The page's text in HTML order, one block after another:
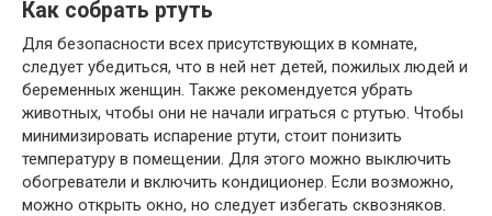
Как собрать ртуть
Для безопасности всех присутствующих в комнате,
следует убедиться, что в ней нет детей, пожилых людей и
беременных женщин. Также рекомендуется убрать
животных, чтобы они не начали играться с ртутью. Чтобы
минимизировать испарение ртути, стоит понизить
температуру в помещении. Для этого можно выключить
обогреватели и включить кондиционер. Если возможно,
можно открыть окно, но следует избегать сквозняков.